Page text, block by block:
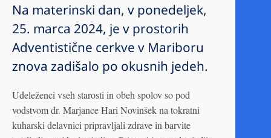
Na materinski dan, v ponedeljek,
25. marca 2024, je v prostorih
Adventistične cerkve v Mariboru
znova zadišalo po okusnih jedeh.
Udeleženci vseh starosti in obeh spolov so pod
vodstvom dr. Marjance Hari Novinšek na tokratni
kuharski delavnici pripravljali zdrave in barvite